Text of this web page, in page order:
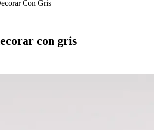
Con Gris
con gris